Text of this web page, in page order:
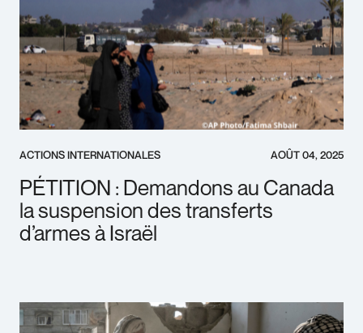
ACTIONS INTERNATIONALES AOÛT 04, 2025
PÉTITION : Demandons au Canada
la suspension des transferts
d’armes à Israël